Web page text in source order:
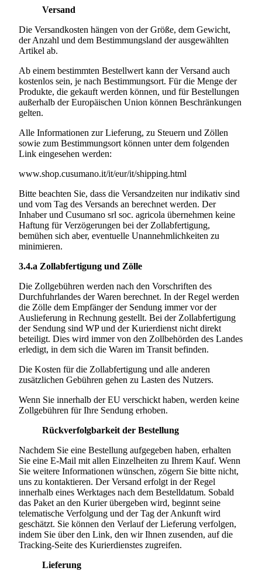
Versand
Die Versandkosten hängen von der Größe, dem Gewicht,
der Anzahl und dem Bestimmungsland der ausgewählten
Artikel ab.
Ab einem bestimmten Bestellwert kann der Versand auch
kostenlos sein, je nach Bestimmungsort. Für die Menge der
Produkte, die gekauft werden können, und für Bestellungen
außerhalb der Europäischen Union können Beschränkungen
gelten.
Alle Informationen zur Lieferung, zu Steuern und Zöllen
sowie zum Bestimmungsort können unter dem folgenden
Link eingesehen werden:
www.shop.cusumano.it/it/eur/it/shipping.html
Bitte beachten Sie, dass die Versandzeiten nur indikativ sind
und vom Tag des Versands an berechnet werden. Der
Inhaber und Cusumano srl soc. agricola übernehmen keine
Haftung für Verzögerungen bei der Zollabfertigung,
bemühen sich aber, eventuelle Unannehmlichkeiten zu
minimieren.
3.4.a Zollabfertigung und Zölle
Die Zollgebühren werden nach den Vorschriften des
Durchfuhrlandes der Waren berechnet. In der Regel werden
die Zölle dem Empfänger der Sendung immer vor der
Auslieferung in Rechnung gestellt. Bei der Zollabfertigung
der Sendung sind WP und der Kurierdienst nicht direkt
beteiligt. Dies wird immer von den Zollbehörden des Landes
erledigt, in dem sich die Waren im Transit befinden.
Die Kosten für die Zollabfertigung und alle anderen
zusätzlichen Gebühren gehen zu Lasten des Nutzers.
Wenn Sie innerhalb der EU verschickt haben, werden keine
Zollgebühren für Ihre Sendung erhoben.
Rückverfolgbarkeit der Bestellung
Nachdem Sie eine Bestellung aufgegeben haben, erhalten
Sie eine E-Mail mit allen Einzelheiten zu Ihrem Kauf. Wenn
Sie weitere Informationen wünschen, zögern Sie bitte nicht,
uns zu kontaktieren. Der Versand erfolgt in der Regel
innerhalb eines Werktages nach dem Bestelldatum. Sobald
das Paket an den Kurier übergeben wird, beginnt seine
telematische Verfolgung und der Tag der Ankunft wird
geschätzt. Sie können den Verlauf der Lieferung verfolgen,
indem Sie über den Link, den wir Ihnen zusenden, auf die
Tracking-Seite des Kurierdienstes zugreifen.
Lieferung